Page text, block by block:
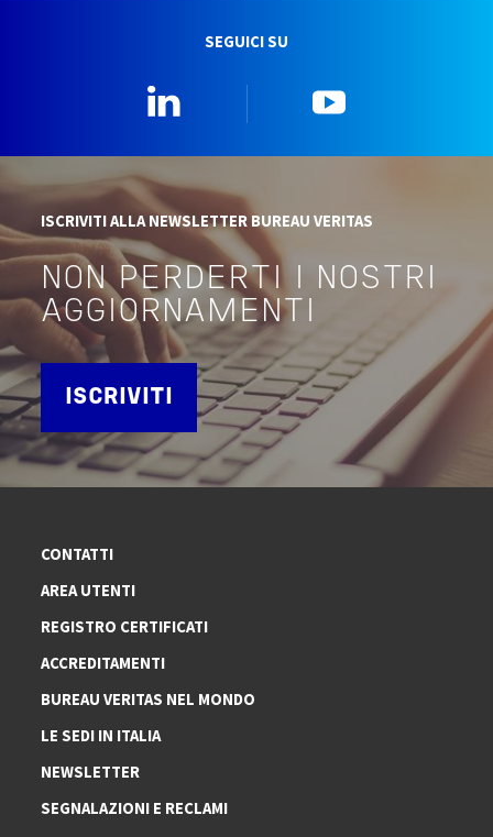
SEGUICI SU
ISCRIVITI ALLA NEWSLETTER BUREAU VERITAS
NON PERDERTI I NOSTRI
AGGIORNAMENTI
ISCRIVITI
CONTATTI
AREA UTENTI
REGISTRO CERTIFICATI
ACCREDITAMENTI
BUREAU VERITAS NEL MONDO
LE SEDI IN ITALIA
NEWSLETTER
SEGNALAZIONI E RECLAMI